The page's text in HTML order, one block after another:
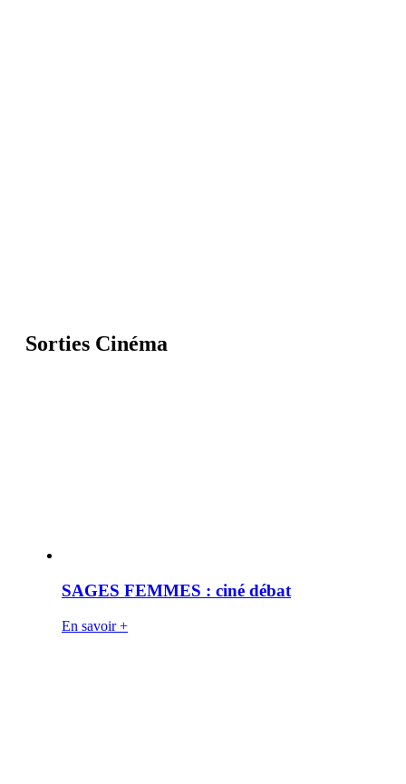
Sorties Cinéma
SAGES FEMMES : ciné débat
En savoir +